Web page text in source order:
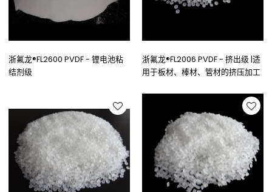
浙氟龙®FL2600 PVDF - 锂电池粘
结剂级
浙氟龙®FL2006 PVDF - 挤出级 |适
用于板材、棒材、管材的挤压加工